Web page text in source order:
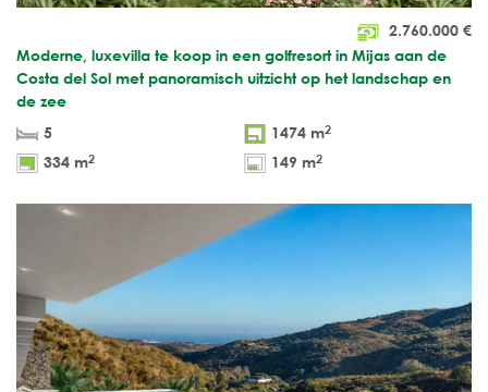
2.760.000 €
Moderne, luxevilla te koop in een golfresort in Mijas aan de
Costa del Sol met panoramisch uitzicht op het landschap en
de zee
5
1474 m2
334 m2 149 m2